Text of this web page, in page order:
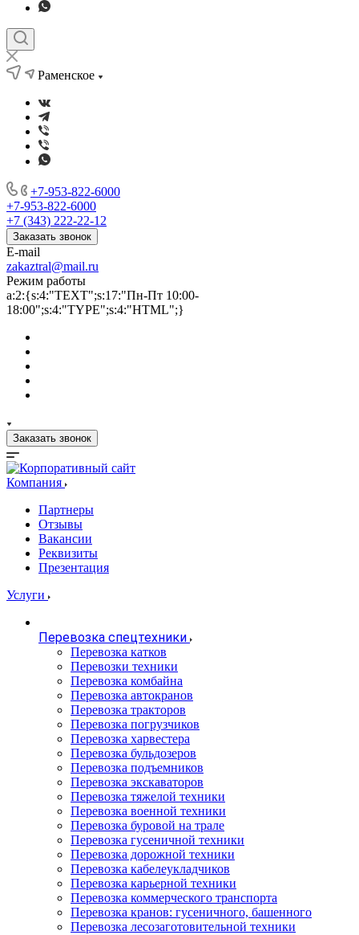
Раменское
+7-953-822-6000
+7-953-822-6000
+7 (343) 222-22-12
Заказать звонок
E-mail
zakaztral@mail.ru
Режим работы
a:2:{s:4:"TEXT";s:17:"Пн-Пт 10:00-
18:00";s:4:"TYPE";s:4:"HTML";}
Заказать звонок
Компания
Партнеры
Отзывы
Вакансии
Реквизиты
Презентация
Услуги
Перевозка спецтехники
Перевозка катков
Перевозки техники
Перевозка комбайна
Перевозка автокранов
Перевозка тракторов
Перевозка погрузчиков
Перевозка харвестера
Перевозка бульдозеров
Перевозка подъемников
Перевозка экскаваторов
Перевозка тяжелой техники
Перевозка военной техники
Перевозка буровой на трале
Перевозка гусеничной техники
Перевозка дорожной техники
Перевозка кабелеукладчиков
Перевозка карьерной техники
Перевозка коммерческого транспорта
Перевозка кранов: гусеничного, башенного
Перевозка лесозаготовительной техники